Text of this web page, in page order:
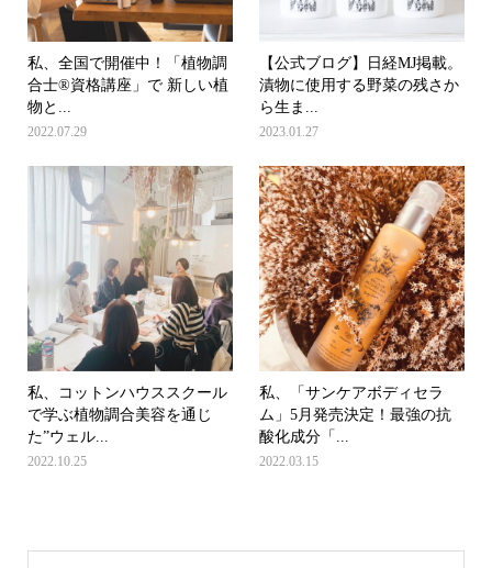
私、全国で開催中！「植物調
合士®︎資格講座」で 新しい植
物と...
2022.07.29
【公式ブログ】日経MJ掲載。
漬物に使用する野菜の残さか
ら生ま...
2023.01.27
私、コットンハウススクール
で学ぶ植物調合美容を通じ
た”ウェル...
2022.10.25
私、「サンケアボディセラ
ム」5月発売決定！最強の抗
酸化成分「...
2022.03.15